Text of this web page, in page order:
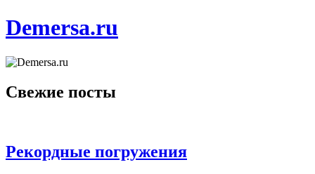
Перейти
к
Demersa.ru
в
морские
Свежие посты
Рекордные погружения